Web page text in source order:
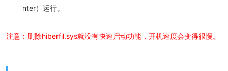
nter）运行。
注意：删除hiberfil.sys就没有快速启动功能，开机速度会变得很慢。